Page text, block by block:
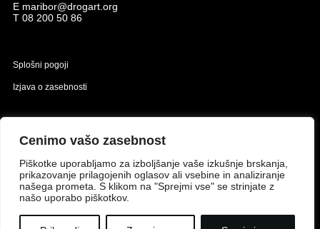
Cenimo vašo zasebnost
Piškotke uporabljamo za izboljšanje vaše izkušnje brskanja,
prikazovanje prilagojenih oglasov ali vsebine in analiziranje
našega prometa. S klikom na "Sprejmi vse" se strinjate z
našo uporabo piškotkov.
E maribor@drogart.org
T 08 200 50 86
Splošni pogoji
Izjava o zasebnosti
Evropskega sklada za regionalni razvoj.